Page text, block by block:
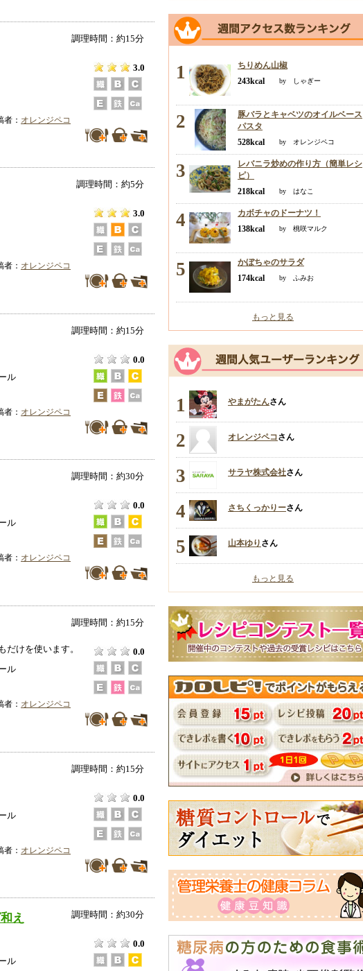
調理時間：約15分
3.0
： オレンジペコ
調理時間：約5分
3.0
： オレンジペコ
調理時間：約15分
0.0
ル
： オレンジペコ
調理時間：約30分
0.0
ル
： オレンジペコ
調理時間：約15分
だけを使います。
0.0
ル
： オレンジペコ
調理時間：約15分
0.0
ル
： オレンジペコ
え 調理時間：約30分
0.0
ル
1
ちりめん山椒
243kcal
by しゃぎー
2
豚バラとキャベツのオイルベース
パスタ
528kcal
by オレンジペコ
3
レバニラ炒めの作り方（簡単レシ
ピ）
218kcal
by はなこ
4
カボチャのドーナツ！
138kcal
by 桃咲マルク
5
かぼちゃのサラダ
174kcal
by ふみお
もっと見る
1 やまがたんさん
2 オレンジペコさん
3 サラヤ株式会社さん
4 さちくっかりーさん
5 山本ゆり さん
もっと見る